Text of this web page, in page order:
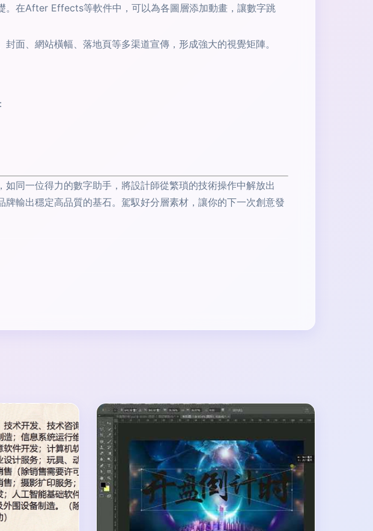
。在After Effects等軟件中，可以為各圖層添加動畫，讓數字跳
面、網站橫幅、落地頁等多渠道宣傳，形成強大的視覺矩陣。
同一位得力的數字助手，將設計師從繁瑣的技術操作中解放出
輸出穩定高品質的基石。駕馭好分層素材，讓你的下一次創意發